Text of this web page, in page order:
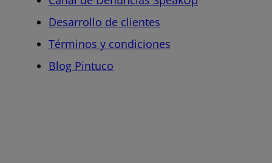
Desarrollo de clientes
Términos y condiciones
Blog Pintuco